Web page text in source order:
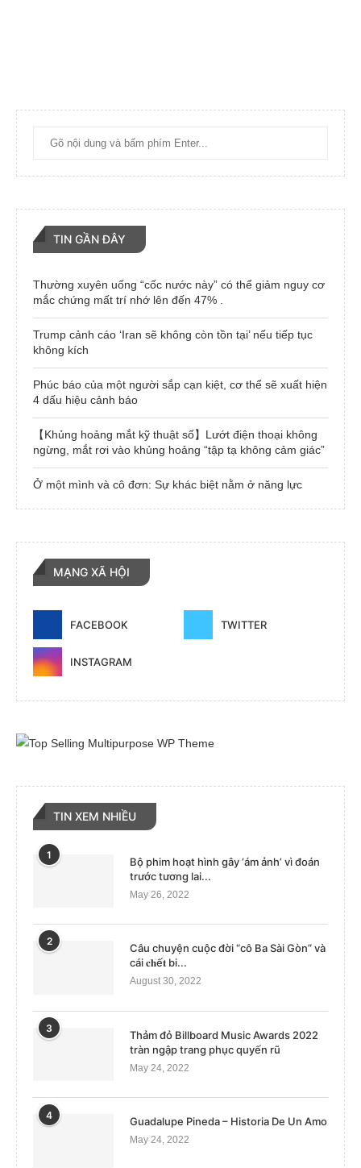
TIN GẦN ĐÂY
Thường xuyên uống “cốc nước này” có thể giảm nguy cơ
mắc chứng mất trí nhớ lên đến 47% .
Trump cảnh cáo ‘Iran sẽ không còn tồn tại’ nếu tiếp tục
không kích
Phúc báo của một người sắp cạn kiệt, cơ thể sẽ xuất hiện
4 dấu hiệu cảnh báo
【Khủng hoảng mắt kỹ thuật số】Lướt điện thoại không
ngừng, mắt rơi vào khủng hoảng “tập tạ không cảm giác”
Ở một mình và cô đơn: Sự khác biệt nằm ở năng lực
MẠNG XÃ HỘI
FACEBOOK TWITTER
INSTAGRAM
TIN XEM NHIỀU
1
Bộ phim hoạt hình gây ‘ám ảnh’ vì đoán
trước tương lai...
May 26, 2022
2
Câu chuyện cuộc đời “cô Ba Sài Gòn” và
cái 𝐜𝐡ế𝐭 bi...
August 30, 2022
3
Thảm đỏ Billboard Music Awards 2022
tràn ngập trang phục quyến rũ
May 24, 2022
4
Guadalupe Pineda – Historia De Un Amo
May 24, 2022